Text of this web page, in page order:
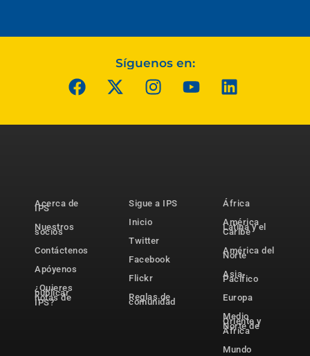
Síguenos en:
Acerca de
IPS
Nuestros
socios
Contáctenos
Apóyenos
¿Quieres
publicar
notas de
IPS?
Sigue a IPS
Inicio
Twitter
Facebook
Flickr
Reglas de
comunidad
África
América
Latina y el
Caribe
América del
Norte
Asia-
Pacífico
Europa
Medio
Oriente y
Norte de
África
Mundo